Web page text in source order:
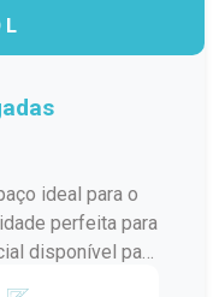
e conheça de
L
ideal para o
perfeita para